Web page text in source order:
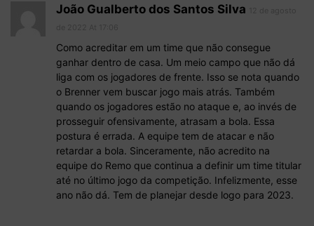
João Gualberto dos Santos Silva
Como acreditar em um time que não consegue
ganhar dentro de casa. Um meio campo que não dá
liga com os jogadores de frente. Isso se nota quando
o Brenner vem buscar jogo mais atrás. Também
quando os jogadores estão no ataque e, ao invés de
prosseguir ofensivamente, atrasam a bola. Essa
postura é errada. A equipe tem de atacar e não
retardar a bola. Sinceramente, não acredito na
equipe do Remo que continua a definir um time titular
até no último jogo da competição. Infelizmente, esse
ano não dá. Tem de planejar desde logo para 2023.